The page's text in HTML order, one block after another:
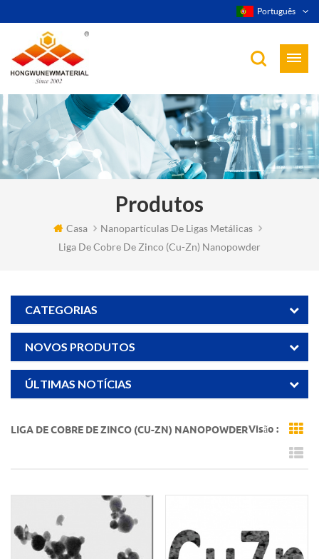
Português
Produtos
Casa
Nanopartículas De Ligas Metálicas
Liga De Cobre De Zinco (cu-Zn) Nanopowder
CATEGORIAS
NOVOS PRODUTOS
ÚLTIMAS NOTÍCIAS
LIGA DE COBRE DE ZINCO (CU-ZN) NANOPOWDERVisão :